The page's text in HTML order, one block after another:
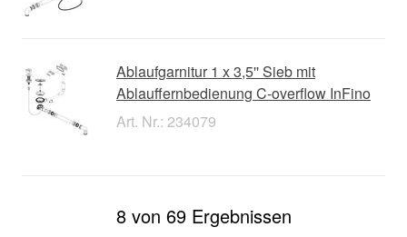
Ablaufgarnitur 1 x 3,5'' Sieb mit
Ablauffernbedienung C-overflow InFino
Art. Nr.: 234079
8 von 69 Ergebnissen